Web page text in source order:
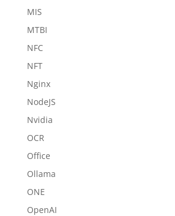
MIS
MTBI
NFC
NFT
Nginx
NodeJS
Nvidia
OCR
Office
Ollama
ONE
OpenAI